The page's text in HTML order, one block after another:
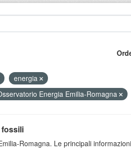
energia
Energia Emilia-Romagna
fossili
Romagna. Le principali